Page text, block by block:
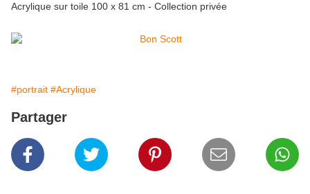
Acrylique sur toile 100 x 81 cm - Collection privée
#portrait #Acrylique
Partager